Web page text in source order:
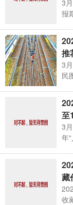
3
报
推
3
民
至
3
年
藏
收